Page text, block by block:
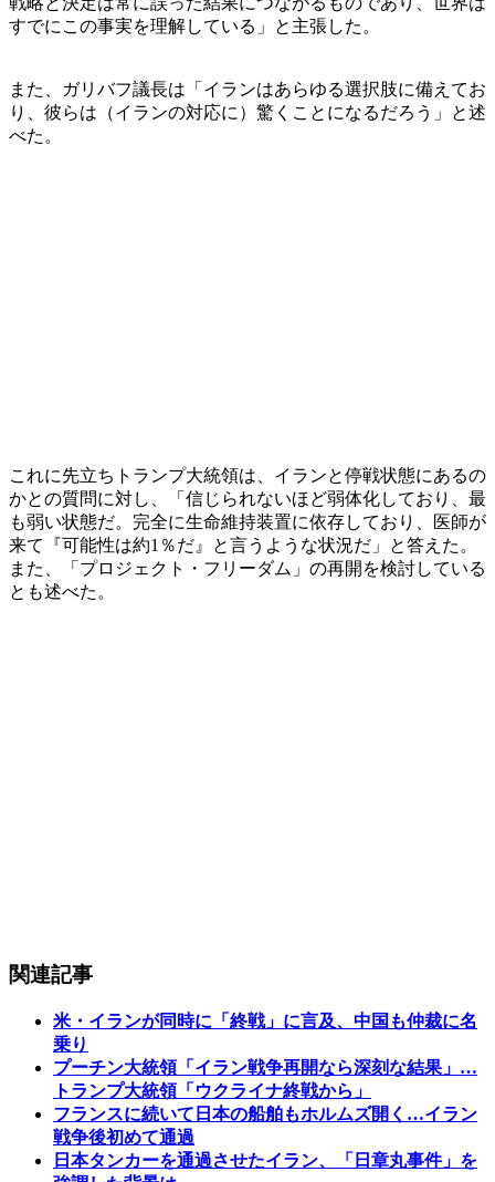
すでにこの事実を理解している」と主張した。
また、ガリバフ議長は「イランはあらゆる選択肢に備えてお
り、彼らは（イランの対応に）驚くことになるだろう」と述
べた。
これに先立ちトランプ大統領は、イランと停戦状態にあるの
かとの質問に対し、「信じられないほど弱体化しており、最
も弱い状態だ。完全に生命維持装置に依存しており、医師が
来て『可能性は約1％だ』と言うような状況だ」と答えた。
また、「プロジェクト・フリーダム」の再開を検討している
とも述べた。
関連記事
米・イランが同時に「終戦」に言及、中国も仲裁に名
乗り
プーチン大統領「イラン戦争再開なら深刻な結果」…
トランプ大統領「ウクライナ終戦から」
フランスに続いて日本の船舶もホルムズ開く…イラン
戦争後初めて通過
日本タンカーを通過させたイラン、「日章丸事件」を